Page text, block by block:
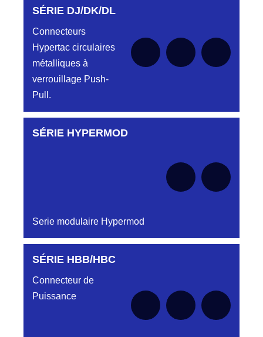
Aucune pièce disponible pour cette série pour
SÉRIE DJ/DK/DL
Connecteurs
Hypertac circulaires
métalliques à
verrouillage Push-
Pull.
Aucune pièce disponible pour cette série pour
SÉRIE HYPERMOD
Serie modulaire Hypermod
Aucune pièce disponible pour cette série pour
SÉRIE HBB/HBC
Connecteur de
Puissance